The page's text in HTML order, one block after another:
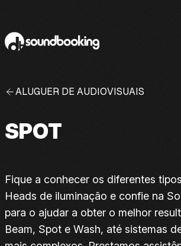
ALUGUER DE AUDIOVISUAIS
SPOT
Fique a conhecer os diferentes
Heads de iluminação e confie na
para o ajudar a obter o melhor
Beam, Spot e Wash, até sistemas